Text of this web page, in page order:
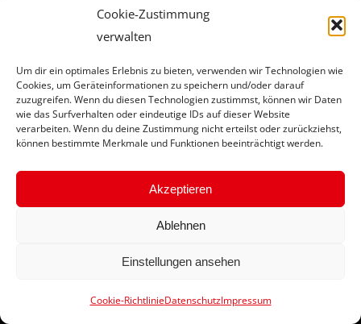
Cookie-Zustimmung
verwalten
Um dir ein optimales Erlebnis zu bieten, verwenden wir Technologien wie
Cookies, um Geräteinformationen zu speichern und/oder darauf
zuzugreifen. Wenn du diesen Technologien zustimmst, können wir Daten
wie das Surfverhalten oder eindeutige IDs auf dieser Website
verarbeiten. Wenn du deine Zustimmung nicht erteilst oder zurückziehst,
können bestimmte Merkmale und Funktionen beeinträchtigt werden.
Akzeptieren
Ablehnen
Einstellungen ansehen
Cookie-RichtlinieDatenschutzImpressum
auf dem Treppchen
Aktuelle News VonJ Schübel 2. Oktober 2019
„Dieser Erfolg ist das Ergebnis einer konsequenten